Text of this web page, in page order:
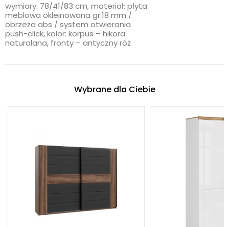
wymiary: 78/41/83 cm, materiał: płyta
meblowa okleinowana gr.18 mm /
obrzeża abs / system otwierania
push-click, kolor: korpus – hikora
naturalana, fronty – antyczny róż
Wybrane dla Ciebie